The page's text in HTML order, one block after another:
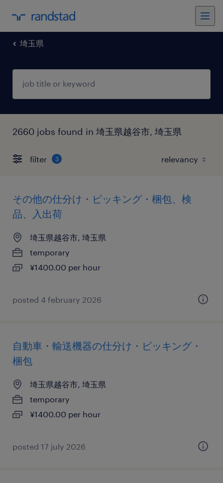
埼玉県
2660 jobs found in 埼玉県越谷市, 埼玉県
filter 3
その他の仕分け・ピッキング・梱包、検
品、入出荷
埼玉県越谷市, 埼玉県
temporary
¥1400.00 per hour
posted 4 february 2026
自動車・輸送機器の仕分け・ピッキング・
梱包
埼玉県越谷市, 埼玉県
temporary
¥1400.00 per hour
posted 17 july 2026